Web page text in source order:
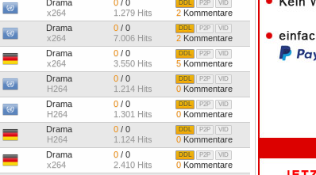
Drama
x264
0 / 0
1.279 Hits
VID
P2P
DDL
2 Kommentare
Drama
x264
0 / 0
7.006 Hits
VID
P2P
DDL
2 Kommentare
Drama
x264
0 / 0
3.550 Hits
VID
P2P
DDL
5 Kommentare
Drama
H264
0 / 0
1.214 Hits
VID
P2P
DDL
0 Kommentare
Drama
H264
0 / 0
1.301 Hits
VID
P2P
DDL
0 Kommentare
Drama
H264
0 / 0
1.124 Hits
VID
P2P
DDL
0 Kommentare
Drama
x264
0 / 0
2.410 Hits
VID
P2P
DDL
0 Kommentare